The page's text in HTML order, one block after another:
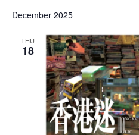
December 2025
THU
18